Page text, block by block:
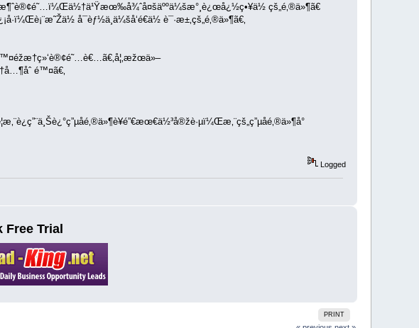
çš„é‚®ä»¶ã€
å¯èƒ½ä¸ä¼šå‘é€ä½ è¯·æ±‚çš„é‚®ä»¶ã€‚
é™¤ã€‚
Logged
Free Trial
PRINT